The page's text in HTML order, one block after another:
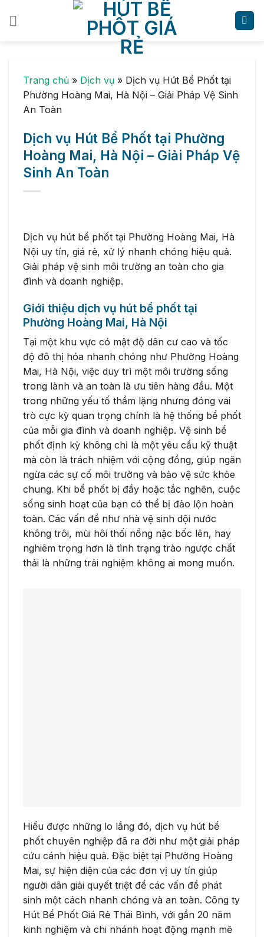
Trang chủ » Dịch vụ » Dịch vụ Hút Bể Phốt tại
Phường Hoàng Mai, Hà Nội – Giải Pháp Vệ Sinh
An Toàn
Dịch vụ Hút Bể Phốt tại Phường
Hoàng Mai, Hà Nội – Giải Pháp Vệ
Sinh An Toàn
Dịch vụ hút bể phốt tại Phường Hoàng Mai, Hà
Nội uy tín, giá rẻ, xử lý nhanh chóng hiệu quả.
Giải pháp vệ sinh môi trường an toàn cho gia
đình và doanh nghiệp.
Giới thiệu dịch vụ hút bể phốt tại
Phường Hoàng Mai, Hà Nội
Tại một khu vực có mật độ dân cư cao và tốc
độ đô thị hóa nhanh chóng như Phường Hoàng
Mai, Hà Nội, việc duy trì một môi trường sống
trong lành và an toàn là ưu tiên hàng đầu. Một
trong những yếu tố thầm lặng nhưng đóng vai
trò cực kỳ quan trọng chính là hệ thống bể phốt
của mỗi gia đình và doanh nghiệp. Vệ sinh bể
phốt định kỳ không chỉ là một yêu cầu kỹ thuật
mà còn là trách nhiệm với cộng đồng, giúp ngăn
ngừa các sự cố môi trường và bảo vệ sức khỏe
chung. Khi bể phốt bị đầy hoặc tắc nghẽn, cuộc
sống sinh hoạt của bạn có thể bị đảo lộn hoàn
toàn. Các vấn đề như nhà vệ sinh dội nước
không trôi, mùi hôi thối nồng nặc bốc lên, hay
nghiêm trọng hơn là tình trạng trào ngược chất
thải là những trải nghiệm không ai mong muốn.
Hiểu được những lo lắng đó, dịch vụ hút bể
phốt chuyên nghiệp đã ra đời như một giải pháp
cứu cánh hiệu quả. Đặc biệt tại Phường Hoàng
Mai, sự hiện diện của các đơn vị uy tín giúp
người dân giải quyết triệt để các vấn đề phát
sinh một cách nhanh chóng và an toàn. Công ty
Hút Bể Phốt Giá Rẻ Thái Bình, với gần 20 năm
kinh nghiệm và chi nhánh hoạt động mạnh mẽ